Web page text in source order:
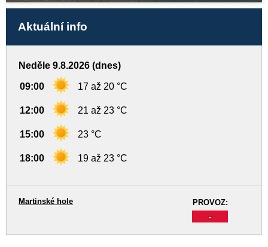
Aktuální info
Neděle 9.8.2026 (dnes)
09:00 17 až 20 °C
12:00 21 až 23 °C
15:00 23 °C
18:00 19 až 23 °C
PROVOZ:
-
Martinské hole